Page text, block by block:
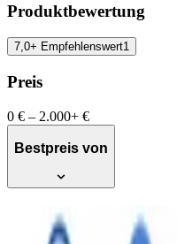
Produktbewertung
7,0+ Empfehlenswert1
Preis
0 € – 2.000+ €
Bestpreis von
Aukai SUP-Board